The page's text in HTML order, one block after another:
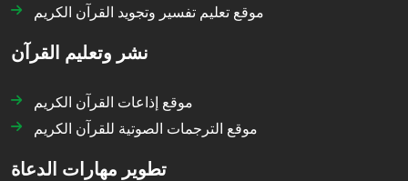
موقع تعليم تفسير وتجويد القرآن الكريم
نشر وتعليم القرآن
موقع إذاعات القرآن الكريم
موقع الترجمات الصوتية للقرآن الكريم
تطوير مهارات الدعاة